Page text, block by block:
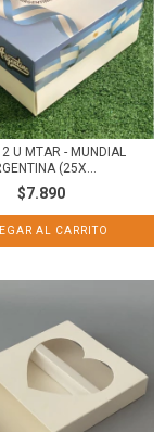
2 U MTAR - MUNDIAL
(25X...
$7.890